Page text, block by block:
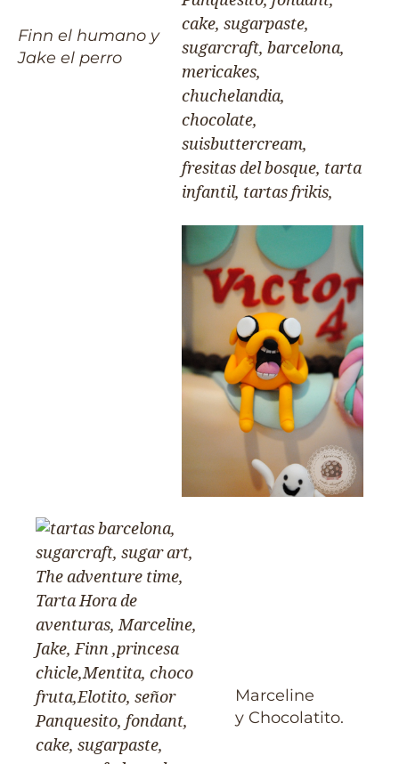
Finn el humano y
Jake el perro
Marceline
y Chocolatito.